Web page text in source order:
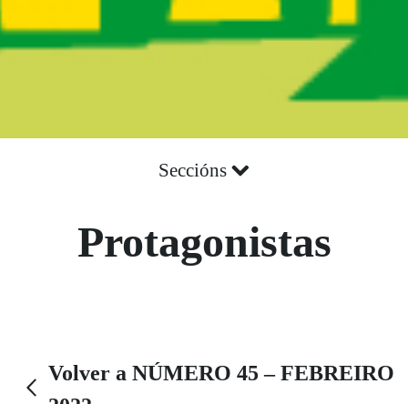
Seccións
Protagonistas
Volver a NÚMERO 45 – FEBREIRO